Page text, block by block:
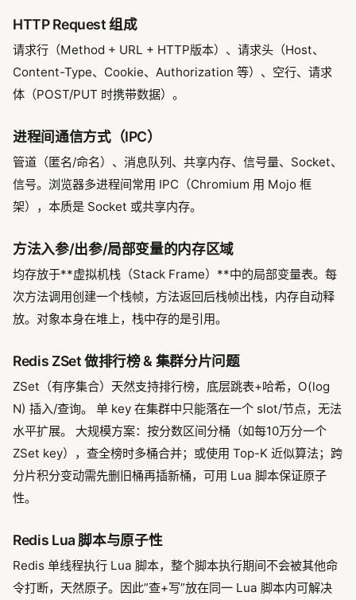
HTTP Request 组成
请求行（Method + URL + HTTP版本）、请求头（Host、
Content-Type、Cookie、Authorization 等）、空行、请求
体（POST/PUT 时携带数据）。
进程间通信方式（IPC）
管道（匿名/命名）、消息队列、共享内存、信号量、Socket、
信号。浏览器多进程间常用 IPC（Chromium 用 Mojo 框
架），本质是 Socket 或共享内存。
方法入参/出参/局部变量的内存区域
均存放于**虚拟机栈（Stack Frame）**中的局部变量表。每
次方法调用创建一个栈帧，方法返回后栈帧出栈，内存自动释
放。对象本身在堆上，栈中存的是引用。
Redis ZSet 做排行榜 & 集群分片问题
ZSet（有序集合）天然支持排行榜，底层跳表+哈希，O(log
N) 插入/查询。 单 key 在集群中只能落在一个 slot/节点，无法
水平扩展。 大规模方案：按分数区间分桶（如每10万分一个
ZSet key），查全榜时多桶合并；或使用 Top-K 近似算法；跨
分片积分变动需先删旧桶再插新桶，可用 Lua 脚本保证原子
性。
Redis Lua 脚本与原子性
Redis 单线程执行 Lua 脚本，整个脚本执行期间不会被其他命
令打断，天然原子。因此”查+写”放在同一 Lua 脚本内可解决